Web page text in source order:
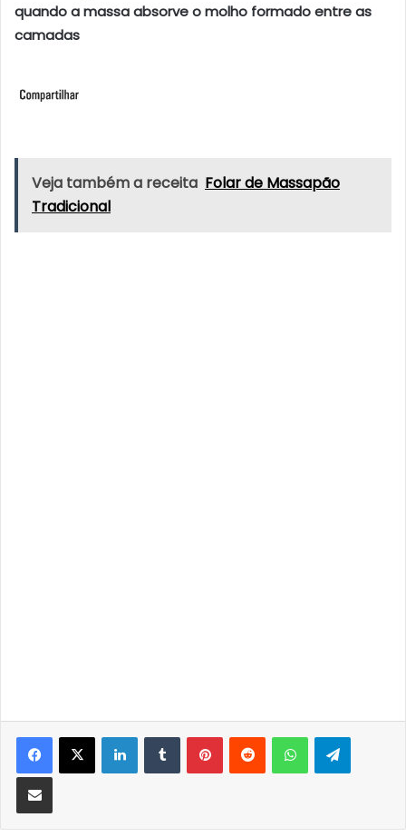
quando a massa absorve o molho formado entre as
camadas
Veja também a receita Folar de Massapão
Tradicional
LinkedInTumblrPinterestReddit WhatsApp
Partilhar Via Email